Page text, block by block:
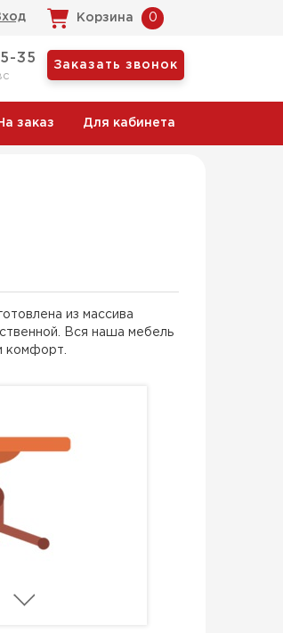
Корзина 0
35
Заказать звонок
заказ Для кабинета
из массива
Вся наша мебель
комфорт.